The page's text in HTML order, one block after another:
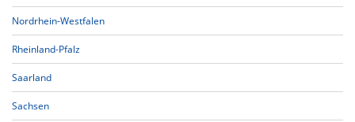
Nordrhein-Westfalen
Rheinland-Pfalz
Saarland
Sachsen